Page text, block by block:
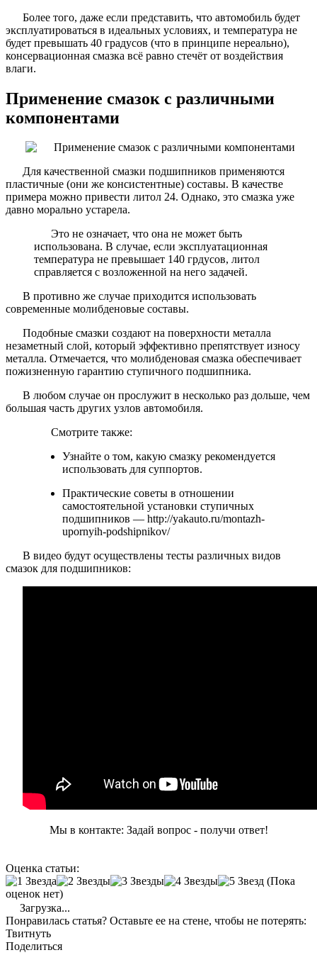
Более того, даже если представить, что автомобиль будет
эксплуатироваться в идеальных условиях, и температура не
будет превышать 40 градусов (что в принципе нереально),
консервационная смазка всё равно стечёт от воздействия
влаги.
Применение смазок с различными
компонентами
Для качественной смазки подшипников применяются
пластичные (они же консистентные) составы. В качестве
примера можно привести литол 24. Однако, это смазка уже
давно морально устарела.
Это не означает, что она не может быть
использована. В случае, если эксплуатационная
температура не превышает 140 грдусов, литол
справляется с возложенной на него задачей.
В противно же случае приходится использовать
современные молибденовые составы.
Подобные смазки создают на поверхности металла
незаметный слой, который эффективно препятствует износу
металла. Отмечается, что молибденовая смазка обеспечивает
пожизненную гарантию ступичного подшипника.
В любом случае он прослужит в несколько раз дольше, чем
большая часть других узлов автомобиля.
Смотрите также:
Узнайте о том, какую смазку рекомендуется
использовать для суппортов.
Практические советы в отношении
самостоятельной установки ступичных
подшипников — http://yakauto.ru/montazh-
upornyih-podshipnikov/
В видео будут осуществлены тесты различных видов
смазок для подшипников:
Мы в контакте: Задай вопрос - получи ответ!
Оценка статьи:
(Пока
оценок нет)
Загрузка...
Понравилась статья? Оставьте ее на стене, чтобы не потерять:
Твитнуть
Поделиться